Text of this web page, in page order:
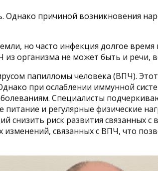
причиной возникновения
но часто инфекция долгое
организма не может быть и речи,
папилломы человека (ВПЧ).
при ослаблении иммунной
Специалисты
и регулярные физические
снизить риск развития связанных
связанных с ВПЧ, что